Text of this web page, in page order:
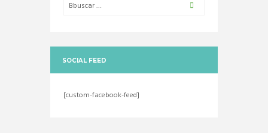
SOCIAL FEED
[custom-facebook-feed]